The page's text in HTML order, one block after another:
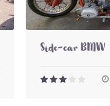
Side-car BMW